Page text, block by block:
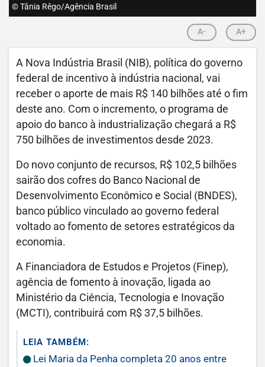
© Tânia Rêgo/Agência Brasil
A- A+
A Nova Indústria Brasil (NIB), política do governo
federal de incentivo à indústria nacional, vai
receber o aporte de mais R$ 140 bilhões até o fim
deste ano. Com o incremento, o programa de
apoio do banco à industrialização chegará a R$
750 bilhões de investimentos desde 2023.
Do novo conjunto de recursos, R$ 102,5 bilhões
sairão dos cofres do Banco Nacional de
Desenvolvimento Econômico e Social (BNDES),
banco público vinculado ao governo federal
voltado ao fomento de setores estratégicos da
economia.
A Financiadora de Estudos e Projetos (Finep),
agência de fomento à inovação, ligada ao
Ministério da Ciência, Tecnologia e Inovação
(MCTI), contribuirá com R$ 37,5 bilhões.
LEIA TAMBÉM:
Lei Maria da Penha completa 20 anos entre